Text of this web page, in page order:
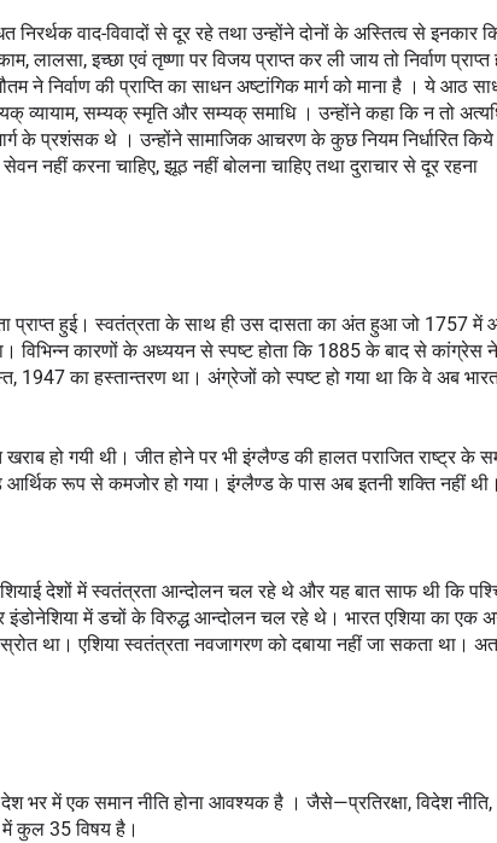
निरर्थक वाद-विवादों से दूर रहे तथा उन्होंने दोनों के अस्तित्व से इनकार
इच्छा एवं तृष्णा पर विजय प्राप्त कर ली जाय तो निर्वाण प्राप्त
निर्वाण की प्राप्ति का साधन अष्टांगिक मार्ग को माना है । ये आठ
सम्यक् स्मृति और सम्यक् समाधि । उन्होंने कहा कि न तो
के प्रशंसक थे । उन्होंने सामाजिक आचरण के कुछ नियम निर्धारित
नहीं करना चाहिए, झूठ नहीं बोलना चाहिए तथा दुराचार से दूर रहना
प्राप्त हुई। स्वतंत्रता के साथ ही उस दासता का अंत हुआ जो 1757 में
विभिन्न कारणों के अध्ययन से स्पष्ट होता कि 1885 के बाद से कांग्रेस ने
का हस्तान्तरण था। अंग्रेजों को स्पष्ट हो गया था कि वे अब
हो गयी थी। जीत होने पर भी इंग्लैण्ड की हालत पराजित राष्ट्र के
आर्थिक रूप से कमजोर हो गया। इंग्लैण्ड के पास अब इतनी शक्ति नहीं
देशों में स्वतंत्रता आन्दोलन चल रहे थे और यह बात साफ थी कि
में डचों के विरुद्ध आन्दोलन चल रहे थे। भारत एशिया का एक
था। एशिया स्वतंत्रता नवजागरण को दबाया नहीं जा सकता था।
भर में एक समान नीति होना आवश्यक है । जैसे—प्रतिरक्षा, विदेश नीति,
में कुल 35 विषय है।